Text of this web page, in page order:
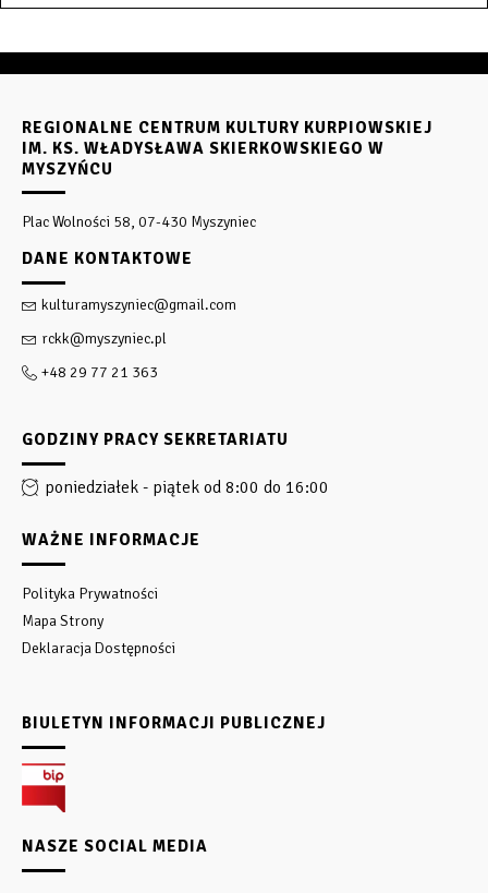
REGIONALNE CENTRUM KULTURY KURPIOWSKIEJ
IM. KS. WŁADYSŁAWA SKIERKOWSKIEGO W
MYSZYŃCU
Plac Wolności 58, 07-430 Myszyniec
DANE KONTAKTOWE
kulturamyszyniec@gmail.com
rckk@myszyniec.pl
+48 29 77 21 363
GODZINY PRACY SEKRETARIATU
poniedziałek - piątek od 8:00 do 16:00
WAŻNE INFORMACJE
Polityka Prywatności
Mapa Strony
Deklaracja Dostępności
BIULETYN INFORMACJI PUBLICZNEJ
NASZE SOCIAL MEDIA